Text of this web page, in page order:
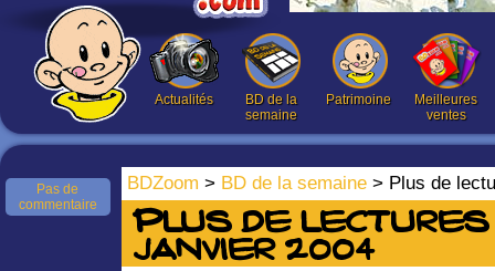
Actualités
BD de la
semaine
Patrimoine
Meilleures
ventes
BDZoom > BD de la semaine > Plus de
Pas de
commentaire
Plus de lectures
janvier 2004